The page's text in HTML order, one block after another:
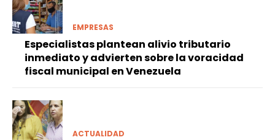
EMPRESAS
Especialistas plantean alivio tributario
inmediato y advierten sobre la voracidad
fiscal municipal en Venezuela
ACTUALIDAD